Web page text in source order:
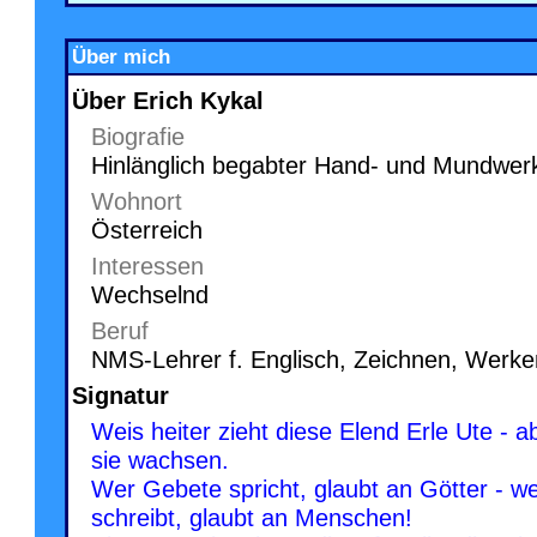
Über mich
Über Erich Kykal
Biografie
Hinlänglich begabter Hand- und
Wohnort
Österreich
Interessen
Wechselnd
Beruf
NMS-Lehrer f. Englisch, Zeichnen,
Signatur
Weis heiter zieht diese Elend Erle Ute -
sie wachsen.
Wer Gebete spricht, glaubt an Götter -
schreibt, glaubt an Menschen!